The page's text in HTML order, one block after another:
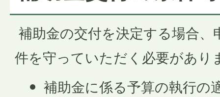
補助金の交付を決定する場合
件を守っていただく必要があり
補助金に係る予算の執行の